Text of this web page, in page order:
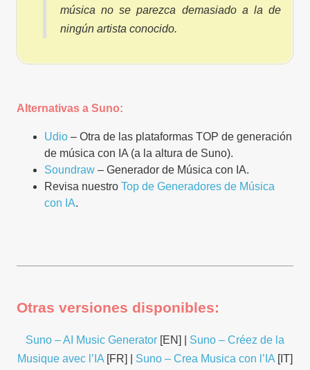
música no se parezca demasiado a la de
ningún artista conocido.
Alternativas a Suno:
Udio – Otra de las plataformas TOP de generación
de música con IA (a la altura de Suno).
Soundraw – Generador de Música con IA.
Revisa nuestroTop de Generadores de Música
con IA.
Otras versiones disponibles:
Suno – AI Music Generator [EN] | Suno – Créez de la
Musique avec l’IA [FR] | Suno – Crea Musica con l’IA [IT]